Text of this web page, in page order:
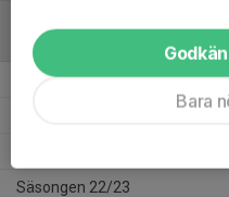
ALLA SERIER
Säsongen 25/26
Säsongen 22/23
Bara